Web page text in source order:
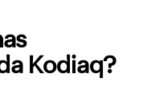
Kodiaq?